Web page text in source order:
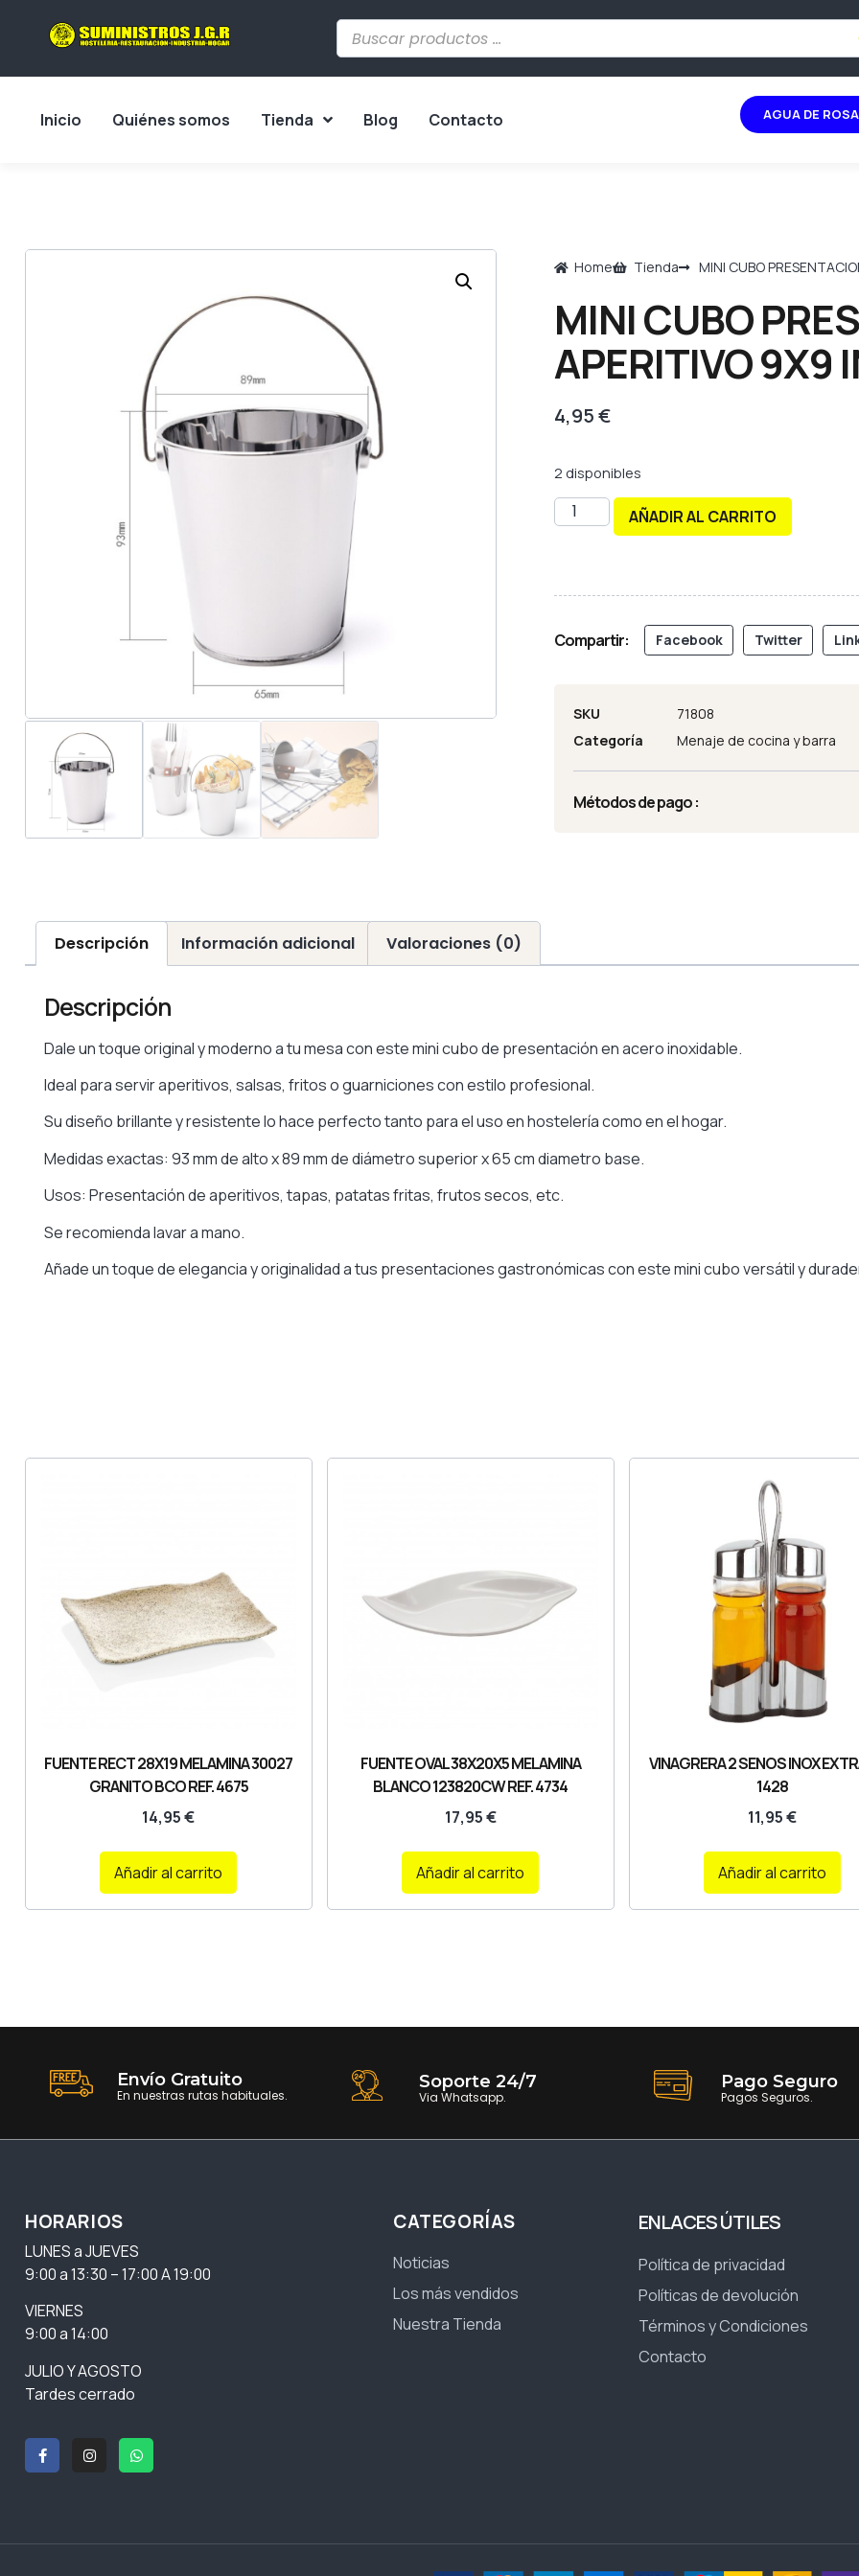
Inicio Quiénes somos Tienda Blog Contacto AGUA DE ROSA
Home Tienda MINI CUBO
MINI CUBO
APERITIVO 9X9
4,95€
2 disponibles
AÑADIR AL CARRITO
Compartir: Facebook Twitter
SKU
71808
Categoría
Menaje de cocina y barra
Métodos de pago :
Descripción Información adicional Valoraciones (0)
Descripción
Dale un toque original y moderno a tu mesa con este mini cubo de presentación en acero inoxidable.
Ideal para servir aperitivos, salsas, fritos o guarniciones con estilo profesional.
Su diseño brillante y resistente lo hace perfecto tanto para el uso en hostelería como en el hogar.
Medidas exactas: 93 mm de alto x 89 mm de diámetro superior x 65 cm diametro base.
Usos: Presentación de aperitivos, tapas, patatas fritas, frutos secos, etc.
Se recomienda lavar a mano.
Añade un toque de elegancia y originalidad a tus presentaciones gastronómicas con este mini cubo versátil y
FUENTE RECT 28X19 MELAMINA 30027
GRANITO BCO REF. 4675
14,95€
Añadir al carrito
FUENTE OVAL 38X20X5 MELAMINA
BLANCO 123820CW REF. 4734
17,95€
Añadir al carrito
VINAGRERA 2 SENOS INOX
1428
11,95€
Añadir al carrito
Envío Gratuito
En nuestras rutas habituales.
Soporte 24/7
Via Whatsapp.
Pago Seguro
Pagos Seguros.
HORARIOS
LUNES a JUEVES
9:00 a 13:30 – 17:00 A 19:00
VIERNES
9:00 a 14:00
JULIO Y AGOSTO
Tardes cerrado
CATEGORÍAS
Noticias
Los más vendidos
Nuestra Tienda
ENLACES ÚTILES
Política de privacidad
Políticas de devolución
Términos y Condiciones
Contacto